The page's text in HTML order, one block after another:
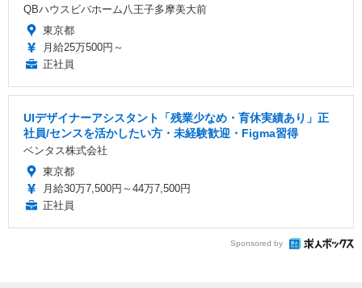
QBハウスビバホーム八王子多摩美大前
東京都
月給25万500円～
正社員
UIデザイナーアシスタント「残業少なめ・育休実績あり」正
社員/センスを活かしたい方・未経験歓迎・Figma習得
ベンタス株式会社
東京都
月給30万7,500円～44万7,500円
正社員
Sponsored by